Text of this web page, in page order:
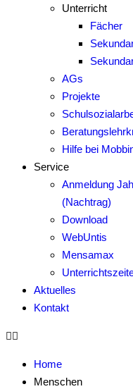
Unterricht
Fächer
AGs
Projekte
Hilfe bei
Service
Anmeldung
(Nachtrag)
Download
WebUntis
Mensamax
Aktuelles
Kontakt
Home
Menschen